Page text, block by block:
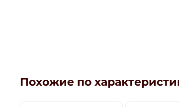
Похожие по